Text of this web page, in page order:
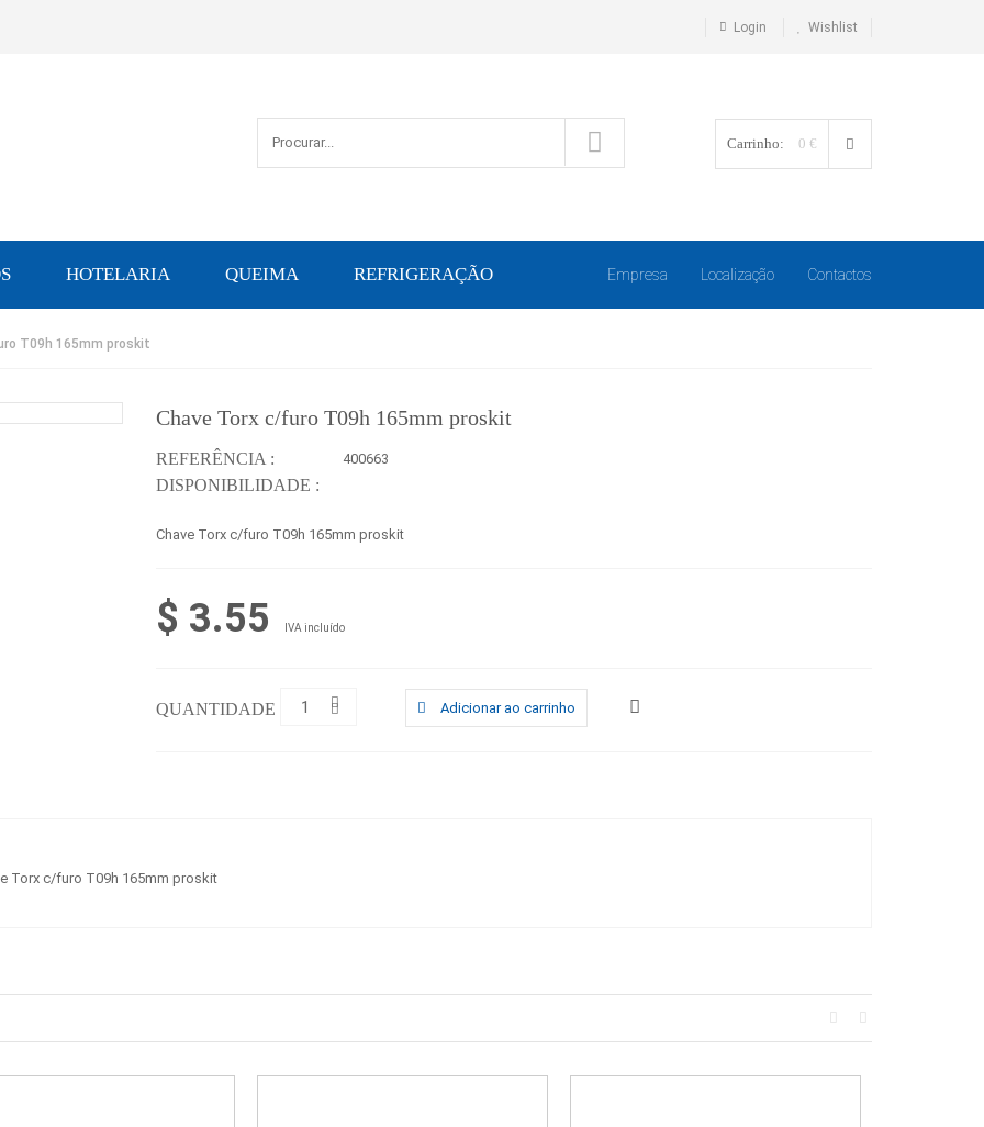
Login Wishlist
Carrinho: 0 €
HOTELARIA QUEIMA REFRIGERAÇÃO Contactos
Localização
Empresa
T09h 165mm proskit
Chave Torx c/furo T09h 165mm proskit
REFERÊNCIA : 400663
DISPONIBILIDADE :
Chave Torx c/furo T09h 165mm proskit
$ 3.55 IVA incluído
QUANTIDADE : Adicionar ao carrinho
Torx c/furo T09h 165mm proskit